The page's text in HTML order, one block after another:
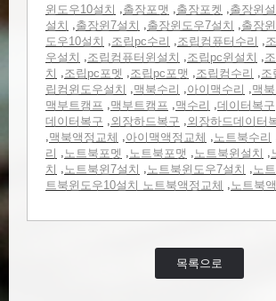
윈도우10설치 ,출장포맷 ,출장포켓 ,출장윈
설치 ,출장윈7설치 ,출장윈도우7설치 ,출장
도우10설치 ,조립pc수리 ,조립컴퓨터수리 ,
우설치 ,조립컴퓨터윈설치 ,조립pc윈설치 ,
치 ,조립pc포멧 ,조립pc포맷 ,조립컴수리 ,조
립컴윈도우설치 ,맥북수리 ,아이맥수리 ,맥
맥부트캠프 ,맥부트캠프 ,맥수리 ,데이터복구
데이터복구 ,외장하드복구 ,외장하드데이터
,맥북액정교체 ,아이맥액정교체 ,노트북수리
리 ,노트북포멧 ,노트북포맷 ,노트북윈설치 ,
치 ,노트북윈7설치 ,노트북윈도우7설치 ,노
트북윈도우10설치 노트북액정교체 ,노트북
목록으로